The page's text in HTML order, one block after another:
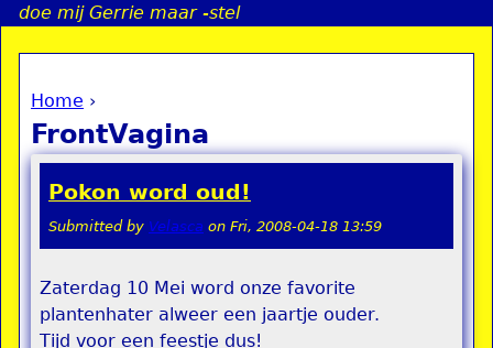
Jump to navigation
doe mij Gerrie maar -stel
You are here
Home ›
FrontVagina
Pokon word oud!
Submitted by Velasca on Fri, 2008-04-18 13:59
Zaterdag 10 Mei word onze favorite
plantenhater alweer een jaartje ouder.
Tijd voor een feestje dus!